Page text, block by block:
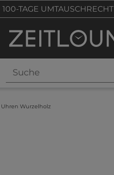
100-TAGE UMTAUSCHRECHT
Uhren Wurzelholz